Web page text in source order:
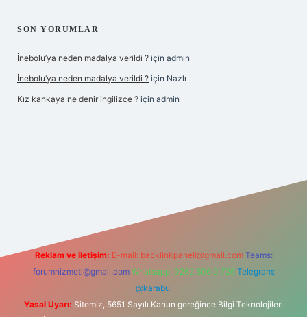
SON YORUMLAR
İnebolu’ya neden madalya verildi ? için admin
İnebolu’ya neden madalya verildi ? için Nazlı
Kız kankaya ne denir ingilizce ? için admin
Reklam ve İletişim: E-mail: backlinkpaneli@gmail.com Teams:
forumhizmeti@gmail.com Whatsapp: 0262 606 0 726 Telegram:
@karabul
Yasal Uyarı: Sitemiz, 5651 Sayılı Kanun gereğince Bilgi Teknolojileri